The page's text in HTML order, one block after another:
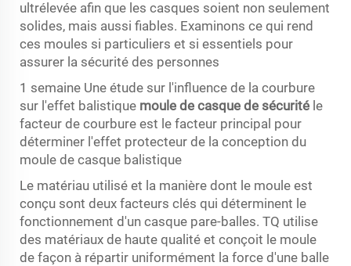
ultrélevée afin que les casques soient non seulement
solides, mais aussi fiables. Examinons ce qui rend
ces moules si particuliers et si essentiels pour
assurer la sécurité des personnes
1 semaine Une étude sur l'influence de la courbure
sur l'effet balistique moule de casque de sécurité le
facteur de courbure est le facteur principal pour
déterminer l'effet protecteur de la conception du
moule de casque balistique
Le matériau utilisé et la manière dont le moule est
conçu sont deux facteurs clés qui déterminent le
fonctionnement d'un casque pare-balles. TQ utilise
des matériaux de haute qualité et conçoit le moule
de façon à répartir uniformément la force d'une balle